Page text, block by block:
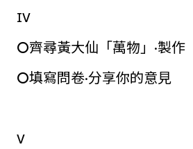
IV
⭘齊尋黃大仙「萬物」·製作
⭘填寫問卷·分享你的意見
V